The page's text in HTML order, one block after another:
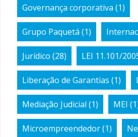
Governança corporativa (1)
Grupo Paquetá (1)
Jurídico (28) LEI 11.101/
Liberação de Garantias (1)
Mediação Judicial (1) MEI
Microempreendedor(1)